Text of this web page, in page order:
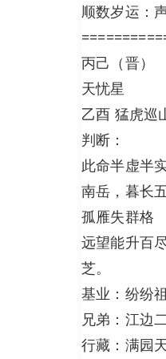
顺数岁运：
丙己（晋）
天忧星
乙酉 猛虎巡
判断：
此命半虚半
南岳，暮长
孤雁失群格
远望能升百
芝。
基业：纷纷
兄弟：江边
行藏：满园